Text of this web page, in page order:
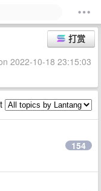
打赏
2022-10-18 23:15:03
154